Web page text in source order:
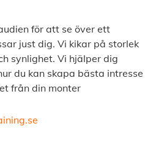
för att se över ett
just dig. Vi kikar på storlek
synlighet. Vi hjälper dig
du kan skapa bästa intresse
från din monter